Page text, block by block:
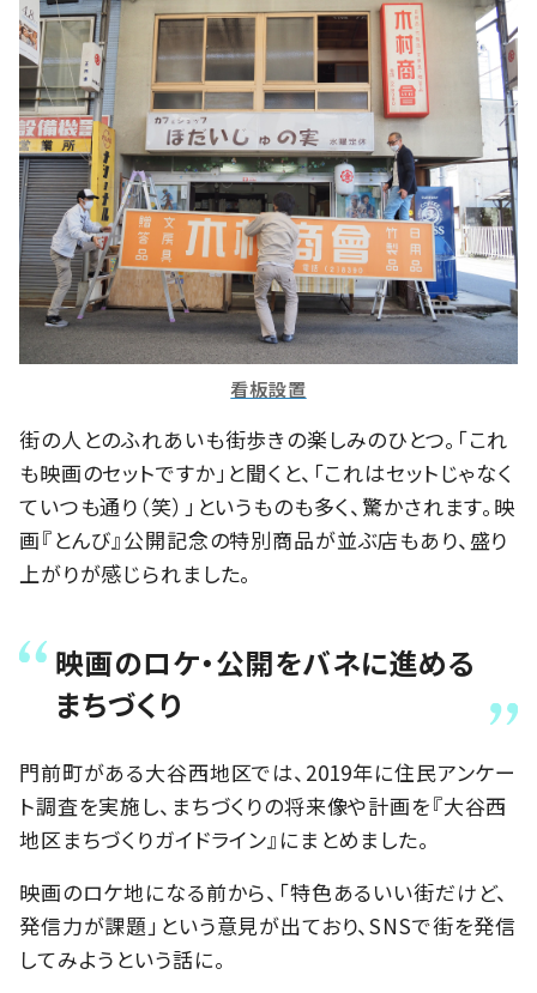
看板設置
街の人とのふれあいも街歩きの楽しみのひとつ。「これ
も映画のセットですか」と聞くと、「これはセットじゃなく
ていつも通り（笑）」というものも多く、驚かされます。映
画『とんび』公開記念の特別商品が並ぶ店もあり、盛り
上がりが感じられました。
映画のロケ・公開をバネに進める
まちづくり
門前町がある大谷西地区では、2019年に住民アンケー
ト調査を実施し、まちづくりの将来像や計画を『大谷西
地区まちづくりガイドライン』にまとめました。
映画のロケ地になる前から、「特色あるいい街だけど、
発信力が課題」という意見が出ており、SNSで街を発信
してみようという話に。